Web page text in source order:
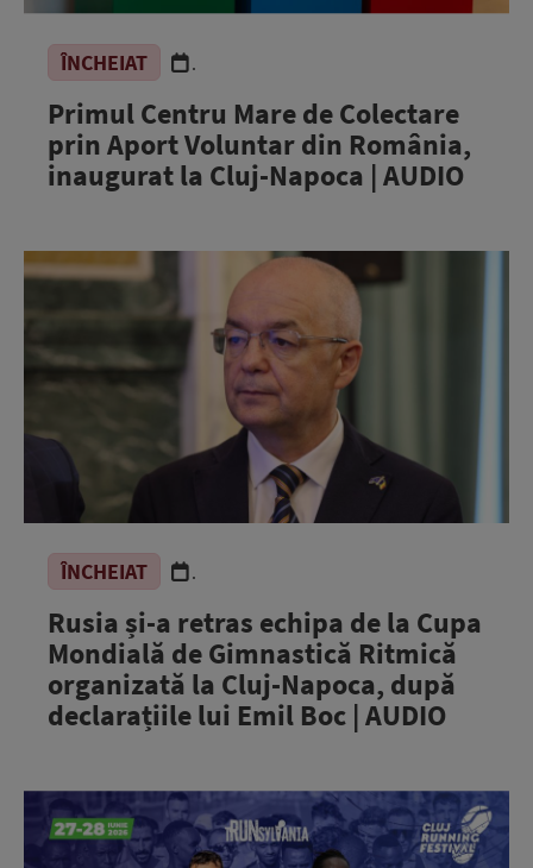
ÎNCHEIAT .
Primul Centru Mare de Colectare
prin Aport Voluntar din România,
inaugurat la Cluj-Napoca | AUDIO
ÎNCHEIAT .
Rusia și-a retras echipa de la Cupa
Mondială de Gimnastică Ritmică
organizată la Cluj-Napoca, după
declarațiile lui Emil Boc | AUDIO